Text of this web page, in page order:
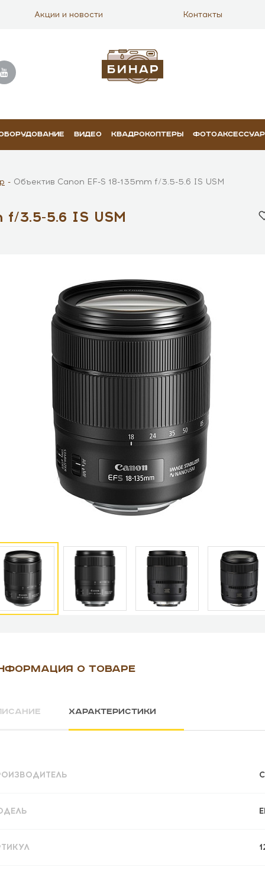
Акции и новости Контакты
ВИДЕО КВАДРОКОПТЕРЫ
Объектив Canon EF-S 18-135mm f/3.5-5.6 IS USM
f/3.5-5.6 IS USM
О ТОВАРЕ
ХАРАКТЕРИСТИКИ